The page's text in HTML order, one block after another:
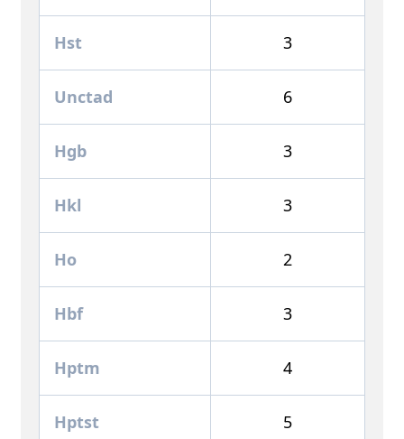
Hst 3
Unctad 6
Hgb 3
Hkl 3
Ho 2
Hbf 3
Hptm 4
Hptst 5